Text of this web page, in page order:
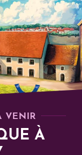
VENIR
À